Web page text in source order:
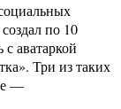
по 10
аватаркой
Три из таких
—